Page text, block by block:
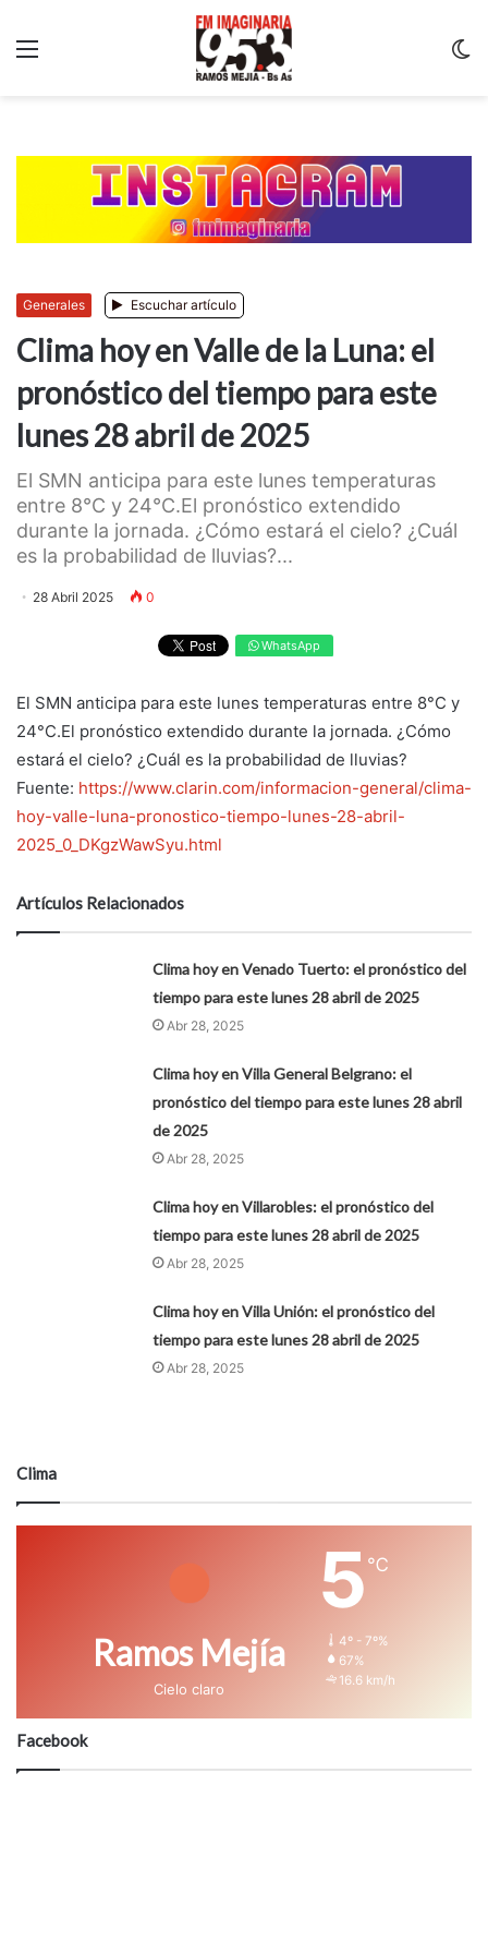
Generales Escuchar artículo
Clima hoy en Valle de la Luna: el
pronóstico del tiempo para este
lunes 28 abril de 2025
El SMN anticipa para este lunes temperaturas
entre 8°C y 24°C.El pronóstico extendido
durante la jornada. ¿Cómo estará el cielo? ¿Cuál
es la probabilidad de lluvias?...
28 Abril 2025 0
WhatsApp
El SMN anticipa para este lunes temperaturas entre 8°C y
24°C.El pronóstico extendido durante la jornada. ¿Cómo
estará el cielo? ¿Cuál es la probabilidad de lluvias?
Fuente: https://www.clarin.com/informacion-general/clima-
hoy-valle-luna-pronostico-tiempo-lunes-28-abril-
2025_0_DKgzWawSyu.html
Artículos Relacionados
Clima hoy en Venado Tuerto: el pronóstico del
tiempo para este lunes 28 abril de 2025
Abr 28, 2025
Clima hoy en Villa General Belgrano: el
pronóstico del tiempo para este lunes 28 abril
de 2025
Abr 28, 2025
Clima hoy en Villarobles: el pronóstico del
tiempo para este lunes 28 abril de 2025
Abr 28, 2025
Clima hoy en Villa Unión: el pronóstico del
tiempo para este lunes 28 abril de 2025
Abr 28, 2025
Clima
Ramos Mejía
Cielo claro
5 ℃
4º - 7º%
67%
16.6 km/h
Facebook